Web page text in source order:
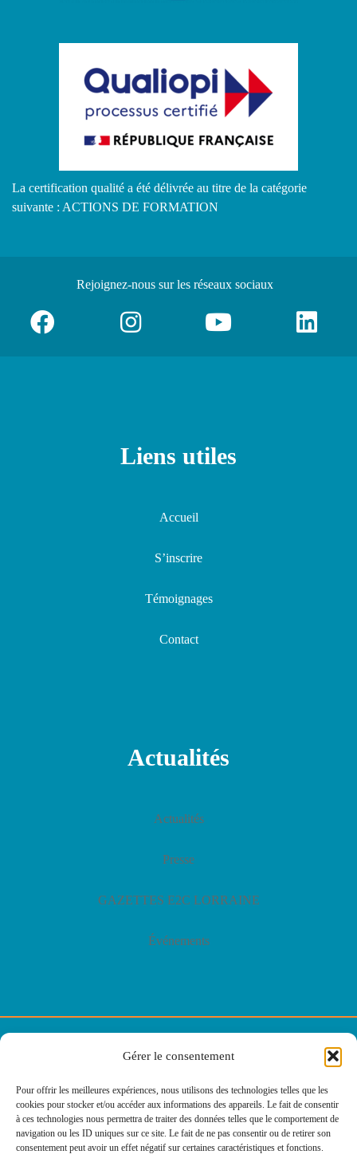
Gérer le consentement
Pour offrir les meilleures expériences, nous utilisons des technologies telles que les
cookies pour stocker et/ou accéder aux informations des appareils. Le fait de consentir
à ces technologies nous permettra de traiter des données telles que le comportement de
navigation ou les ID uniques sur ce site. Le fait de ne pas consentir ou de retirer son
consentement peut avoir un effet négatif sur certaines caractéristiques et fonctions.
La certification qualité a été délivrée au titre de la catégorie
suivante : ACTIONS DE FORMATION
Rejoignez-nous sur les réseaux sociaux
Liens utiles
Accueil
S’inscrire
Témoignages
Contact
Actualités
Actualités
Presse
GAZETTES E2C LORRAINE
Événements
© E2C Lorraine
Politique des cookies